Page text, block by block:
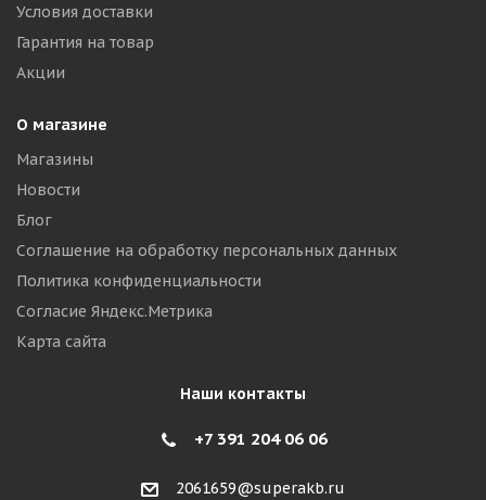
Условия доставки
Гарантия на товар
Акции
О магазине
Магазины
Новости
Блог
Соглашение на обработку персональных данных
Политика конфиденциальности
Согласие Яндекс.Метрика
Карта сайта
Наши контакты
+7 391 204 06 06
2061659@superakb.ru